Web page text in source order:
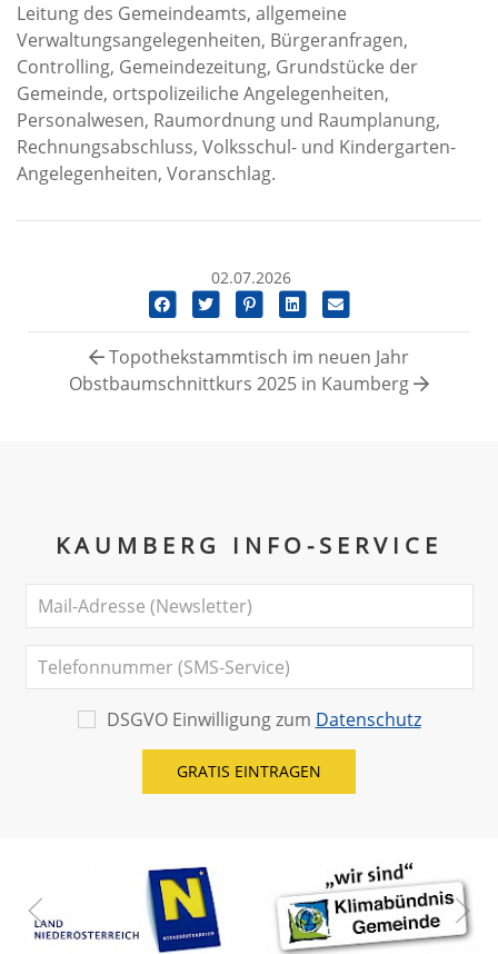
Leitung des Gemeindeamts, allgemeine
Verwaltungsangelegenheiten, Bürgeranfragen,
Controlling, Gemeindezeitung, Grundstücke der
Gemeinde, ortspolizeiliche Angelegenheiten,
Personalwesen, Raumordnung und Raumplanung,
Rechnungsabschluss, Volksschul- und Kindergarten-
Angelegenheiten, Voranschlag.
02.07.2026
Topothekstammtisch im neuen Jahr
Obstbaumschnittkurs 2025 in Kaumberg
KAUMBERG INFO-SERVICE
DSGVO Einwilligung zum Datenschutz